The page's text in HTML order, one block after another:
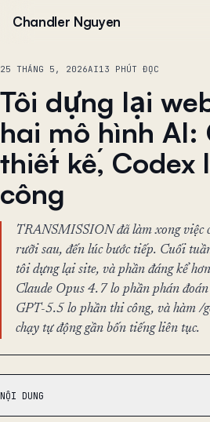
Chandler Nguyen
25 THÁNG 5, 2026AI13 PHÚT ĐỌC
Tôi dựng lại
hai mô hình AI:
thiết kế, Codex
công
TRANSMISSION đã làm xong việc
rưỡi sau, đến lúc bước tiếp. Cuối
tôi dựng lại site, và phần đáng kể
Claude Opus 4.7 lo phần phán
GPT-5.5 lo phần thi công, và hàm /
chạy tự động gần bốn tiếng liên tục.
NỘI DUNG